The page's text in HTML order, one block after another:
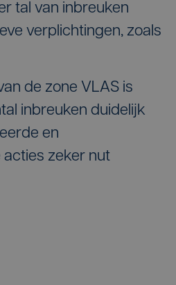
tal van inbreuken
verplichtingen, zoals
de zone VLAS is
inbreuken duidelijk
en
zeker nut